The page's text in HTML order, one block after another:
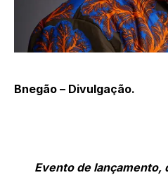
Bnegão – Divulgação.
Evento de lançamento,